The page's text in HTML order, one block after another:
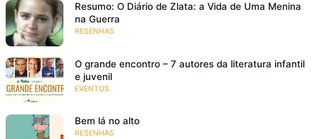
Resumo: O Diário de Zlata: a Vida de Uma Menina
na Guerra
RESENHAS
O grande encontro – 7 autores da literatura infantil
e juvenil
EVENTOS
Bem lá no alto
RESENHAS